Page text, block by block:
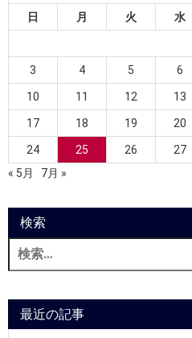
日 月 火 水
3 4 5 6
10 11 12 13
17 18 19 20
24 25 26 27
« 5月
7月 »
検索
最近の記事